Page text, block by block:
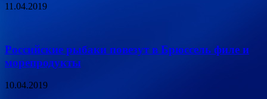
11.04.2019
Российские рыбаки повезут в Брюссель филе и
морепродукты
10.04.2019